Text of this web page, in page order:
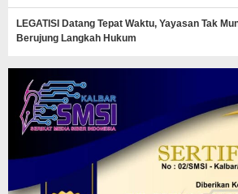
LEGATISI Datang Tepat Waktu, Yayasan Tak
Berujung Langkah Hukum